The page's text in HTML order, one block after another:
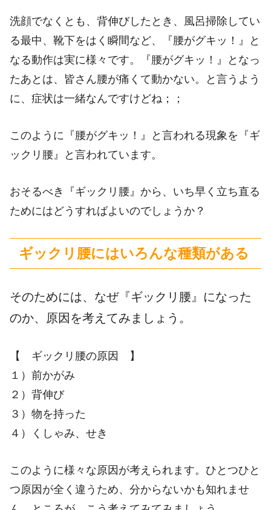
洗顔でなくとも、背伸びしたとき、風呂掃除してい
る最中、靴下をはく瞬間など、『腰がグキッ！』と
なる動作は実に様々です。『腰がグキッ！』となっ
たあとは、皆さん腰が痛くて動かない。と言うよう
に、症状は一緒なんですけどね；；
このように『腰がグキッ！』と言われる現象を『ギ
ックリ腰』と言われています。
おそるべき『ギックリ腰』から、いち早く立ち直る
ためにはどうすればよいのでしょうか？
ギックリ腰にはいろんな種類がある
そのためには、なぜ『ギックリ腰』になった
のか、原因を考えてみましょう。
【 ギックリ腰の原因 】
１）前かがみ
２）背伸び
３）物を持った
４）くしゃみ、せき
このように様々な原因が考えられます。ひとつひと
つ原因が全く違うため、分からないかも知れませ